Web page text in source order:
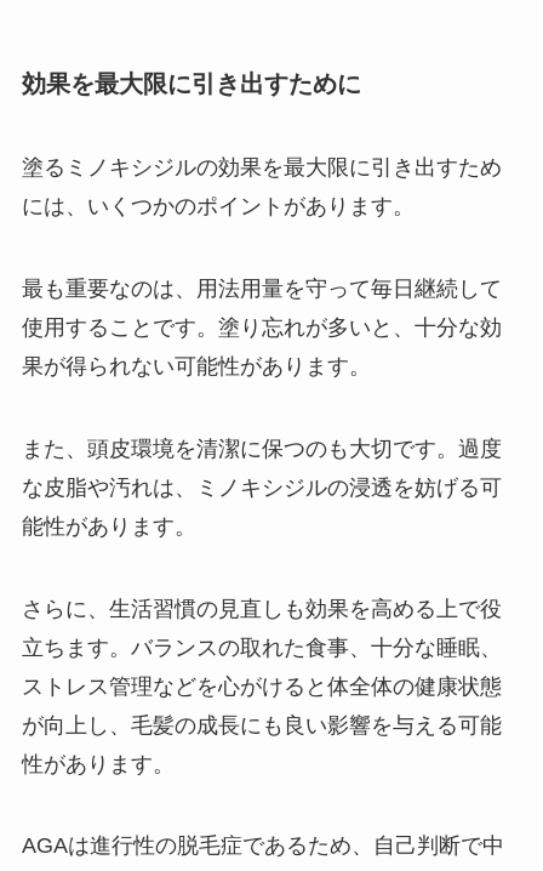
効果を最大限に引き出すために
塗るミノキシジルの効果を最大限に引き出すため
には、いくつかのポイントがあります。
最も重要なのは、用法用量を守って毎日継続して
使用することです。塗り忘れが多いと、十分な効
果が得られない可能性があります。
また、頭皮環境を清潔に保つのも大切です。過度
な皮脂や汚れは、ミノキシジルの浸透を妨げる可
能性があります。
さらに、生活習慣の見直しも効果を高める上で役
立ちます。バランスの取れた食事、十分な睡眠、
ストレス管理などを心がけると体全体の健康状態
が向上し、毛髪の成長にも良い影響を与える可能
性があります。
AGAは進行性の脱毛症であるため、自己判断で中